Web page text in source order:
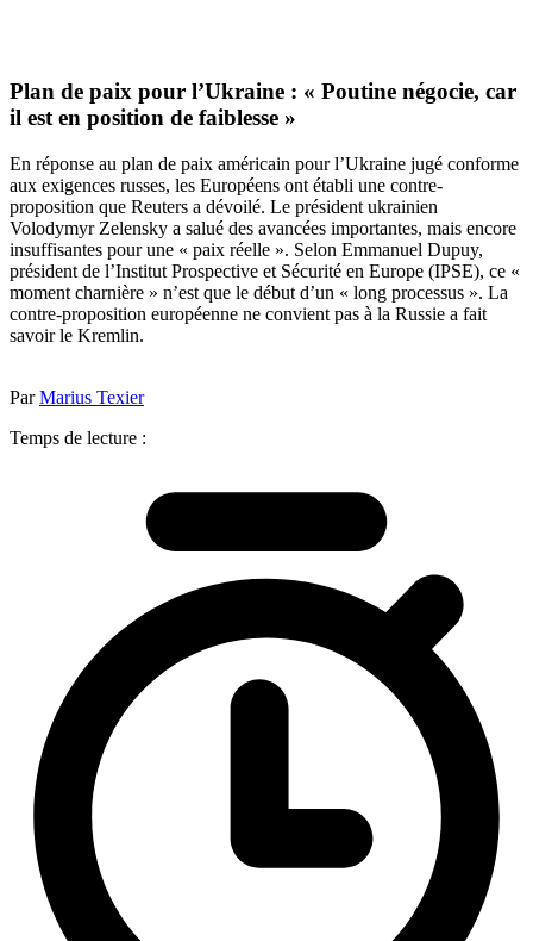
Plan de paix pour l’Ukraine : « Poutine négocie, car
il est en position de faiblesse »
En réponse au plan de paix américain pour l’Ukraine jugé conforme
aux exigences russes, les Européens ont établi une contre-
proposition que Reuters a dévoilé. Le président ukrainien
Volodymyr Zelensky a salué des avancées importantes, mais encore
insuffisantes pour une « paix réelle ». Selon Emmanuel Dupuy,
président de l’Institut Prospective et Sécurité en Europe (IPSE), ce «
moment charnière » n’est que le début d’un « long processus ». La
contre-proposition européenne ne convient pas à la Russie a fait
savoir le Kremlin.
ParMarius Texier
Temps de lecture :